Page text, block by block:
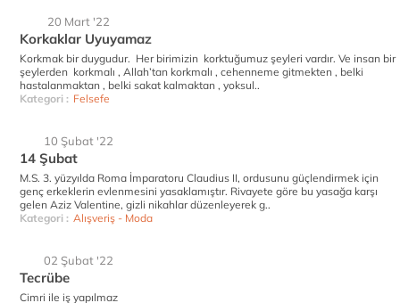
20 Mart '22
Korkaklar Uyuyamaz
Korkmak bir duygudur. Her birimizin korktuğumuz şeyleri vardır. Ve insan bir
şeylerden korkmalı , Allah’tan korkmalı , cehenneme gitmekten , belki
hastalanmaktan , belki sakat kalmaktan , yoksul..
Kategori : Felsefe
10 Şubat '22
14 Şubat
M.S. 3. yüzyılda Roma İmparatoru Claudius II, ordusunu güçlendirmek için
genç erkeklerin evlenmesini yasaklamıştır. Rivayete göre bu yasağa karşı
gelen Aziz Valentine, gizli nikahlar düzenleyerek g..
Kategori : Alışveriş - Moda
02 Şubat '22
Tecrübe
Cimri ile iş yapılmaz